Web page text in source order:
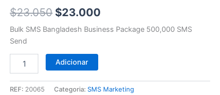
$23.050 $23.000
Bulk SMS Bangladesh Business Package 500,000 SMS
Send
Adicionar
REF: 20065 Categoria: SMS Marketing